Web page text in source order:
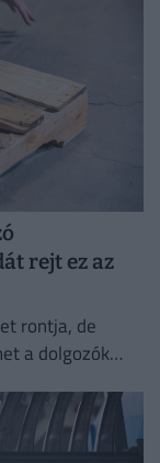
rejt ez az
rontja, de
a dolgozók